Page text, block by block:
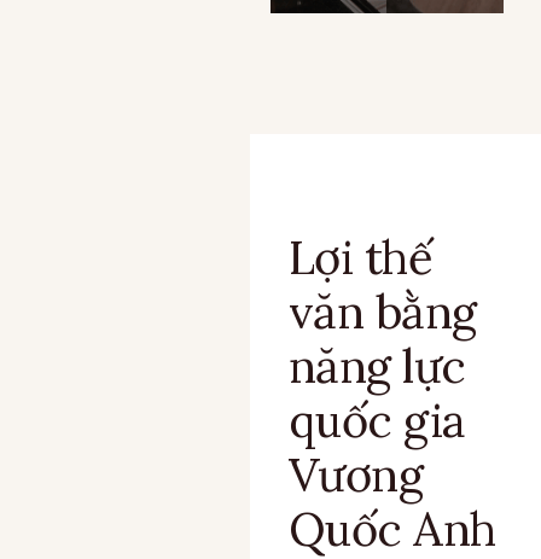
Lợi thế
văn bằng
năng lực
quốc gia
Vương
Quốc Anh